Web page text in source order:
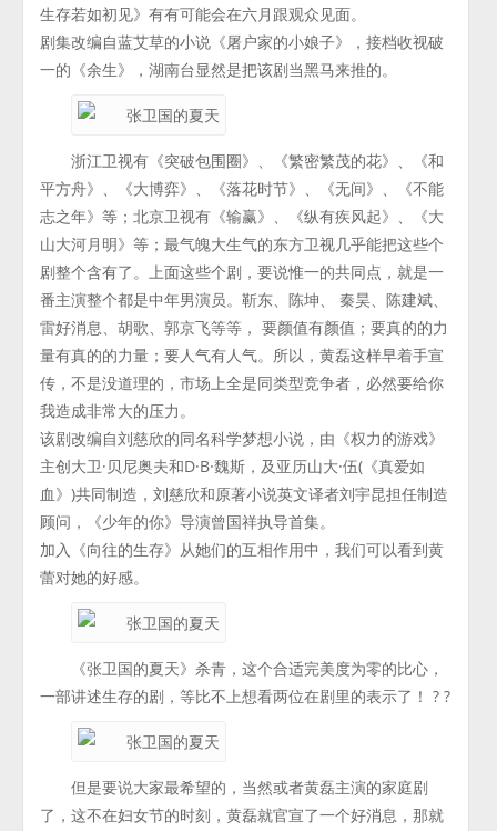
生存若如初见》有有可能会在六月跟观众见面。
剧集改编自蓝艾草的小说《屠户家的小娘子》，接档收视破
一的《余生》，湖南台显然是把该剧当黑马来推的。
浙江卫视有《突破包围圈》、《繁密繁茂的花》、《和
平方舟》、《大博弈》、《落花时节》、《无间》、《不能
志之年》等；北京卫视有《输赢》、《纵有疾风起》、《大
山大河月明》等；最气魄大生气的东方卫视几乎能把这些个
剧整个含有了。上面这些个剧，要说惟一的共同点，就是一
番主演整个都是中年男演员。靳东、陈坤、 秦昊、陈建斌、
雷好消息、胡歌、郭京飞等等， 要颜值有颜值；要真的的力
量有真的的力量；要人气有人气。所以，黄磊这样早着手宣
传，不是没道理的，市场上全是同类型竞争者，必然要给你
我造成非常大的压力。
该剧改编自刘慈欣的同名科学梦想小说，由《权力的游戏》
主创大卫·贝尼奥夫和D·B·魏斯，及亚历山大·伍(《真爱如
血》)共同制造，刘慈欣和原著小说英文译者刘宇昆担任制造
顾问，《少年的你》导演曾国祥执导首集。
加入《向往的生存》从她们的互相作用中，我们可以看到黄
蕾对她的好感。
《张卫国的夏天》杀青，这个合适完美度为零的比心，
一部讲述生存的剧，等比不上想看两位在剧里的表示了！ ? ?
但是要说大家最希望的，当然或者黄磊主演的家庭剧
了，这不在妇女节的时刻，黄磊就官宣了一个好消息，那就